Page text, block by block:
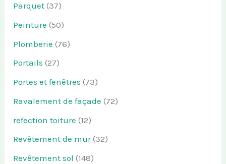
Parquet (37)
Peinture (50)
Plomberie (76)
Portails (27)
Portes et fenêtres (73)
Ravalement de façade (72)
refection toiture (12)
Revêtement de mur(32)
Revêtement sol (148)